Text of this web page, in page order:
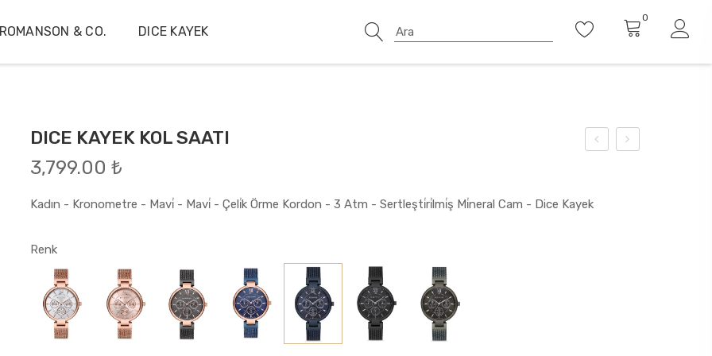
& CO. DICE KAYEK
0
DICE KAYEK KOL SAATI
3,799.00 ₺
Kadın - Kronometre - Mavi̇ - Mavi̇ - Çeli̇k Örme Kordon - 3 Atm - Sertleşti̇ri̇lmi̇ş Mi̇neral Cam - Dice Kayek
Renk